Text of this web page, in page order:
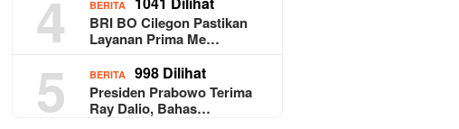
4 BERITA
BRI BO Cilegon Pastikan
Layanan Prima Me…
5 BERITA 998 Dilihat
Presiden Prabowo Terima
Ray Dalio, Bahas…